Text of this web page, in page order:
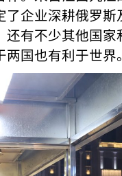
企业深耕俄罗
还有不少其他国
两国也有利于世界